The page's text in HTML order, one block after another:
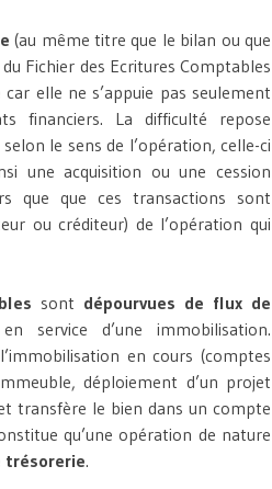
(au même titre que le bilan ou que
Fichier des Ecritures Comptables
car elle ne s’appuie pas seulement
financiers. La difficulté repose
le sens de l’opération, celle-ci
une acquisition ou une cession
que que ces transactions sont
ou créditeur) de l’opération qui
sont dépourvues de flux de
d’une immobilisation.
en cours (comptes
déploiement d’un projet
transfère le bien dans un compte
qu’une opération de nature
trésorerie.